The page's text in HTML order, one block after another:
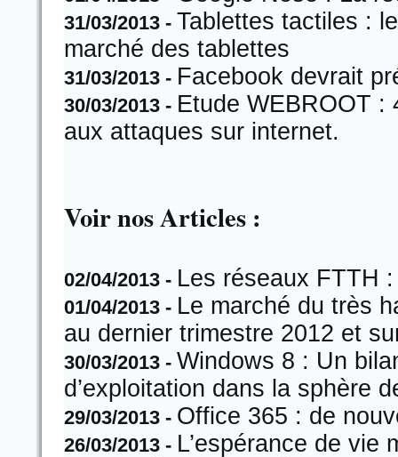
31/03/2013 - Tablettes tactiles :
marché des tablettes
31/03/2013 - Facebook devrait
30/03/2013 - Etude WEBROOT :
aux attaques sur internet.
Voir nos Articles :
02/04/2013 - Les réseaux FTTH
01/04/2013 - Le marché du très
au dernier trimestre 2012 et
30/03/2013 - Windows 8 : Un
d’exploitation dans la sphère
29/03/2013 - Office 365 : de
26/03/2013 - L’espérance de vie